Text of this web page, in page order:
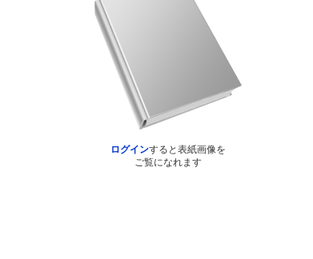
ログインすると表紙画像を
ご覧になれます